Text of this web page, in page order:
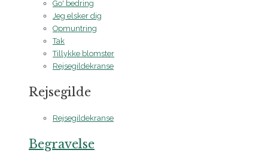
Go' bedring
Jeg elsker dig
Opmuntring
Tak
Tillykke blomster
Rejsegildekranse
Rejsegilde
Rejsegildekranse
Begravelse